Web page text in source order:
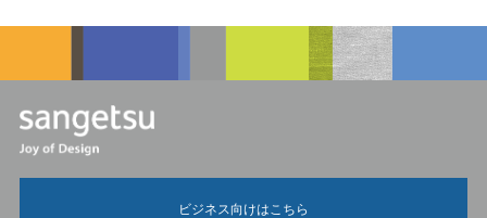
ビジネス向けはこちら